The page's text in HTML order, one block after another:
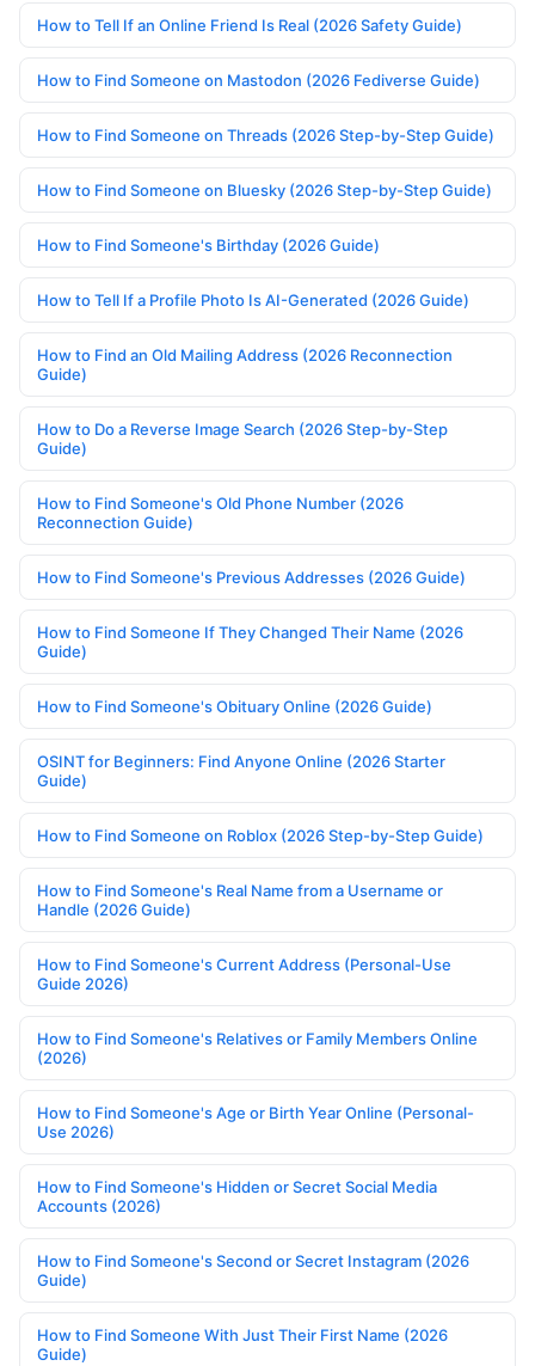
How to Tell If an Online Friend Is Real (2026 Safety Guide)
How to Find Someone on Mastodon (2026 Fediverse Guide)
How to Find Someone on Threads (2026 Step-by-Step Guide)
How to Find Someone on Bluesky (2026 Step-by-Step Guide)
How to Find Someone's Birthday (2026 Guide)
How to Tell If a Profile Photo Is AI-Generated (2026 Guide)
How to Find an Old Mailing Address (2026 Reconnection
Guide)
How to Do a Reverse Image Search (2026 Step-by-Step
Guide)
How to Find Someone's Old Phone Number (2026
Reconnection Guide)
How to Find Someone's Previous Addresses (2026 Guide)
How to Find Someone If They Changed Their Name (2026
Guide)
How to Find Someone's Obituary Online (2026 Guide)
OSINT for Beginners: Find Anyone Online (2026 Starter
Guide)
How to Find Someone on Roblox (2026 Step-by-Step Guide)
How to Find Someone's Real Name from a Username or
Handle (2026 Guide)
How to Find Someone's Current Address (Personal-Use
Guide 2026)
How to Find Someone's Relatives or Family Members Online
(2026)
How to Find Someone's Age or Birth Year Online (Personal-
Use 2026)
How to Find Someone's Hidden or Secret Social Media
Accounts (2026)
How to Find Someone's Second or Secret Instagram (2026
Guide)
How to Find Someone With Just Their First Name (2026
Guide)